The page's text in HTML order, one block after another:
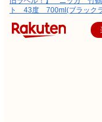
ト 43度 700ml(ブラック